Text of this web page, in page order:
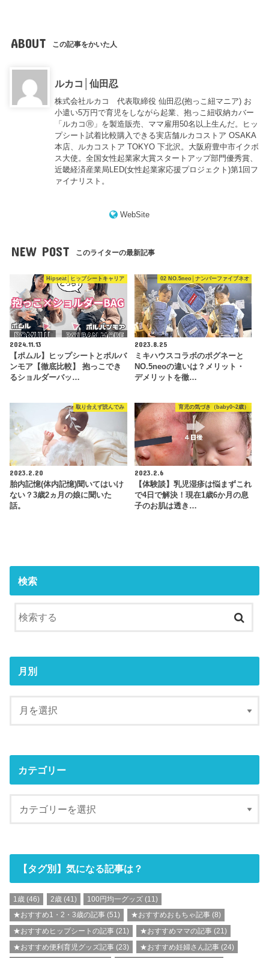
ABOUT この記事をかいた人
ルカコ│仙田忍
株式会社ルカコ 代表取締役 仙田忍(抱っこ紐マニア) お
小遣い5万円で育児をしながら起業、抱っこ紐収納カバー
「ルカコⓇ」を製造販売、ママ雇用50名以上生んだ。ヒッ
プシート試着比較購入できる実店舗ルカコストア OSAKA
本店、ルカコストア TOKYO 下北沢。大阪府豊中市イクボ
ス大使。全国女性起業家大賞スタートアップ部門優秀賞、
近畿経済産業局LED(女性起業家応援プロジェクト)第1回フ
ァイナリスト。
WebSite
NEW POST このライターの最新記事
Hipseat│ヒップシートキャリア
2024.11.13
【ポムル】ヒップシートとポルバ
ンモア【徹底比較】 抱っこでき
るショルダーバッ…
02 NO.5neo│ナンバーファイブネオ
2023.8.25
ミキハウスコラボのポグネーと
NO.5neoの違いは？メリット・
デメリットを徹…
取り合えず読んでみ
2023.2.20
胎内記憶(体内記憶)聞いてはいけ
ない？3歳2ヵ月の娘に聞いた
話。
育児の気づき（baby0~2歳）
2023.2.6
【体験談】乳児湿疹は悩まずこれ
で4日で解決！現在1歳6か月の息
子のお肌は透き…
検索
月別
カテゴリー
【タグ別】気になる記事は？
1歳 (46) 2歳 (41) 100円均一グッズ(11)
★おすすめ1・2・3歳の記事 (51) ★おすすめおもちゃ記事(8)
★おすすめヒップシートの記事 (21) ★おすすめママの記事(21)
★おすすめ便利育児グッズ記事 (23) ★おすすめ妊婦さん記事(24)